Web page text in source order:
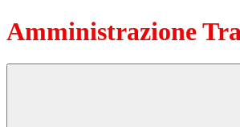
Amministrazione